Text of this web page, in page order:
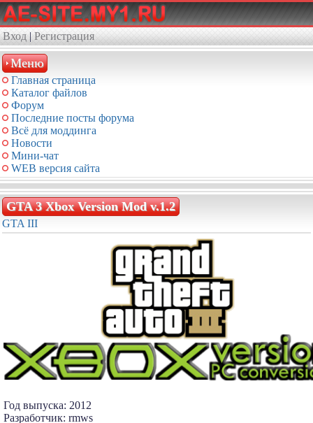
Вход | Регистрация
Меню
Главная страница
Каталог файлов
Форум
Последние посты форума
Всё для моддинга
Новости
Мини-чат
WEB версия сайта
GTA 3 Xbox Version Mod v.1.2
GTA III
Год выпуска: 2012
Разработчик: rmws